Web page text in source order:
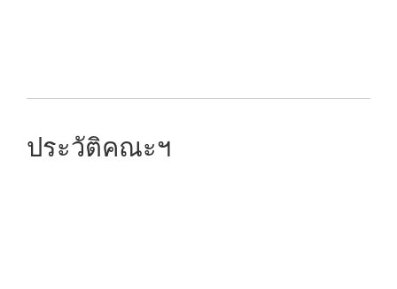
ประวัติคณะฯ